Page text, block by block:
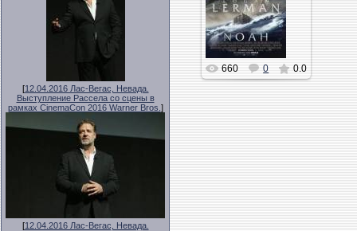
[12.04.2016 Лас-Вегас, Невада.
Выступление Рассела со сцены в
рамках CinemaCon 2016 Warner Bros. ]
[12.04.2016 Лас-Вегас, Невада.
660 0 0.0